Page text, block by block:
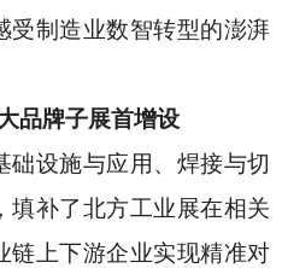
受制造业数智转型的澎湃
品牌子展首增设
础设施与应用、焊接与切
填补了北方工业展在相关
链上下游企业实现精准对